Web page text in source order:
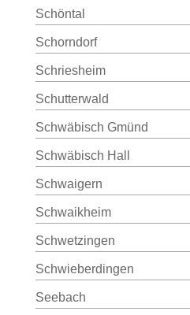
Schöntal
Schorndorf
Schriesheim
Schutterwald
Schwäbisch Gmünd
Schwäbisch Hall
Schwaigern
Schwaikheim
Schwetzingen
Schwieberdingen
Seebach